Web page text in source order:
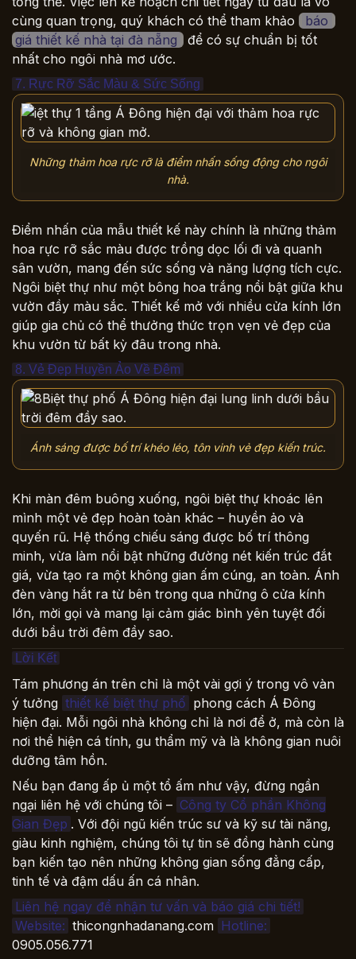
cùng quan trọng, quý khách có thể tham khảo
báo
giá thiết kế nhà tại đà nẵng
để có sự chuẩn bị tốt
nhất cho ngôi nhà mơ ước.
7. Rực Rỡ Sắc Màu & Sức Sống
Những thảm hoa rực rỡ là điểm nhấn sống động cho ngôi
nhà.
Điểm nhấn của mẫu thiết kế này chính là những thảm
hoa rực rỡ sắc màu được trồng dọc lối đi và quanh
sân vườn, mang đến sức sống và năng lượng tích cực.
Ngôi biệt thự như một bông hoa trắng nổi bật giữa khu
vườn đầy màu sắc. Thiết kế mở với nhiều cửa kính lớn
giúp gia chủ có thể thưởng thức trọn vẹn vẻ đẹp của
khu vườn từ bất kỳ đâu trong nhà.
8. Vẻ Đẹp Huyền Ảo Về Đêm
Ánh sáng được bố trí khéo léo, tôn vinh vẻ đẹp kiến trúc.
Khi màn đêm buông xuống, ngôi biệt thự khoác lên
mình một vẻ đẹp hoàn toàn khác – huyền ảo và
quyến rũ. Hệ thống chiếu sáng được bố trí thông
minh, vừa làm nổi bật những đường nét kiến trúc đắt
giá, vừa tạo ra một không gian ấm cúng, an toàn. Ánh
đèn vàng hắt ra từ bên trong qua những ô cửa kính
lớn, mời gọi và mang lại cảm giác bình yên tuyệt đối
dưới bầu trời đêm đầy sao.
Lời Kết
Tám phương án trên chỉ là một vài gợi ý trong vô vàn
ý tưởng thiết kế biệt thự phố phong cách Á Đông
hiện đại. Mỗi ngôi nhà không chỉ là nơi để ở, mà còn là
nơi thể hiện cá tính, gu thẩm mỹ và là không gian nuôi
dưỡng tâm hồn.
Nếu bạn đang ấp ủ một tổ ấm như vậy, đừng ngần
ngại liên hệ với chúng tôi – Công ty Cổ phần Không
Gian Đẹp . Với đội ngũ kiến trúc sư và kỹ sư tài năng,
giàu kinh nghiệm, chúng tôi tự tin sẽ đồng hành cùng
bạn kiến tạo nên những không gian sống đẳng cấp,
tinh tế và đậm dấu ấn cá nhân.
Liên hệ ngay để nhận tư vấn và báo giá chi tiết!
Website: thicongnhadanang.com Hotline:
0905.056.771